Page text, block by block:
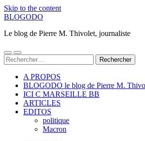
Skip to the content
BLOGODO
Le blog de Pierre M. Thivolet, journaliste
Toggle
mobile
Toggle
search
Rechercher :
A PROPOS
BLOGODO le blog de Pierre M.
ICI C MARSEILLE BB
ARTICLES
EDITOS
politique
Macron